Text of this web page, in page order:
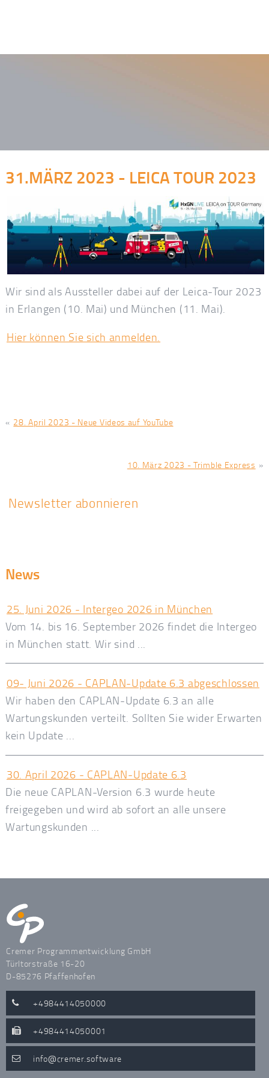
31.MÄRZ 2023 - LEICA TOUR 2023
Wir sind als Aussteller dabei auf der Leica-Tour 2023
in Erlangen (10. Mai) und München (11. Mai).
Hier können Sie sich anmelden.
« 28. April 2023 - Neue Videos auf YouTube
10. März 2023 - Trimble Express »
Newsletter abonnieren
News
25. Juni 2026 - Intergeo 2026 in München
Vom 14. bis 16. September 2026 findet die Intergeo
in München statt. Wir sind ...
09- Juni 2026 - CAPLAN-Update 6.3 abgeschlossen
Wir haben den CAPLAN-Update 6.3 an alle
Wartungskunden verteilt. Sollten Sie wider Erwarten
kein Update ...
30. April 2026 - CAPLAN-Update 6.3
Die neue CAPLAN-Version 6.3 wurde heute
freigegeben und wird ab sofort an alle unsere
Wartungskunden ...
Cremer Programmentwicklung GmbH
Türltorstraße 16-20
D-85276 Pfaffenhofen
+4984414050000
+4984414050001
info cremer.software